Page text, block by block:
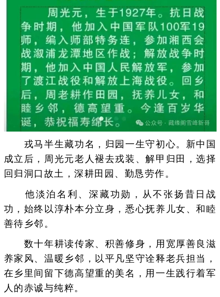
戎马半生藏功名，归园一生守初心。新中国
成立后，周光元老人褪去戎装、解甲归田，选择
回归洞口故土，深耕田园、勤恳劳作。
他淡泊名利、深藏功勋，从不张扬昔日战
功，始终以淳朴本分立身，悉心抚养儿女、和睦
善待乡邻。
数十年耕读传家、积善修身，用宽厚善良滋
养家风、温暖乡邻，以平凡坚守诠释老兵担当，
在乡里间留下德高望重的美名，用一生践行着军
人的赤诚与纯粹。